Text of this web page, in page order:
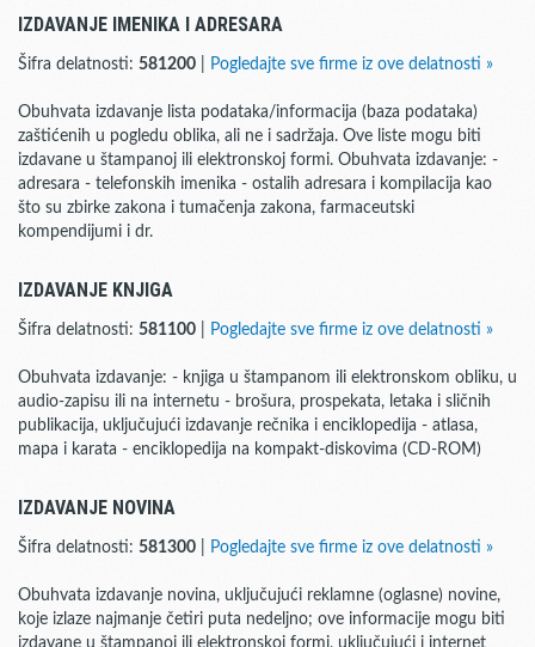
IZDAVANJE IMENIKA I ADRESARA
Šifra delatnosti: 581200 Pogledajte sve firme iz ove delatnosti »
Obuhvata izdavanje lista podataka/informacija (baza podataka)
zaštićenih u pogledu oblika, ali ne i sadržaja. Ove liste mogu biti
izdavane u štampanoj ili elektronskoj formi. Obuhvata izdavanje: -
adresara - telefonskih imenika - ostalih adresara i kompilacija kao
što su zbirke zakona i tumačenja zakona, farmaceutski
kompendijumi i dr.
IZDAVANJE KNJIGA
Šifra delatnosti: 581100 Pogledajte sve firme iz ove delatnosti »
Obuhvata izdavanje: - knjiga u štampanom ili elektronskom obliku, u
audio-zapisu ili na internetu - brošura, prospekata, letaka i sličnih
publikacija, uključujući izdavanje rečnika i enciklopedija - atlasa,
mapa i karata - enciklopedija na kompakt-diskovima (CD-ROM)
IZDAVANJE NOVINA
Šifra delatnosti: 581300 Pogledajte sve firme iz ove delatnosti »
Obuhvata izdavanje novina, uključujući reklamne (oglasne) novine,
koje izlaze najmanje četiri puta nedeljno; ove informacije mogu biti
izdavane u štampanoj ili elektronskoj formi, uključujući i internet